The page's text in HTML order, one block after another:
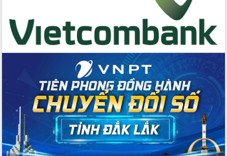
Chuyển đổi số thư viện: Mở rộng
không gian tri thức trong thời đại số
chức diễn tập trước ngày bầu cử
Chương trình “Gặp gỡ hữu nghị –
Friendship Meeting New Year 2026”
Bầu cử Quốc hội và HĐND: Cử tri Đắk
Lắk gửi gắm niềm tin, kỳ vọng vào lá
phiếu
Đắk Lắk sẵn sàng các điều kiện cho
Ngày hội bầu cử đại biểu Quốc hội
khóa XVI và HĐND các cấp nhiệm kỳ